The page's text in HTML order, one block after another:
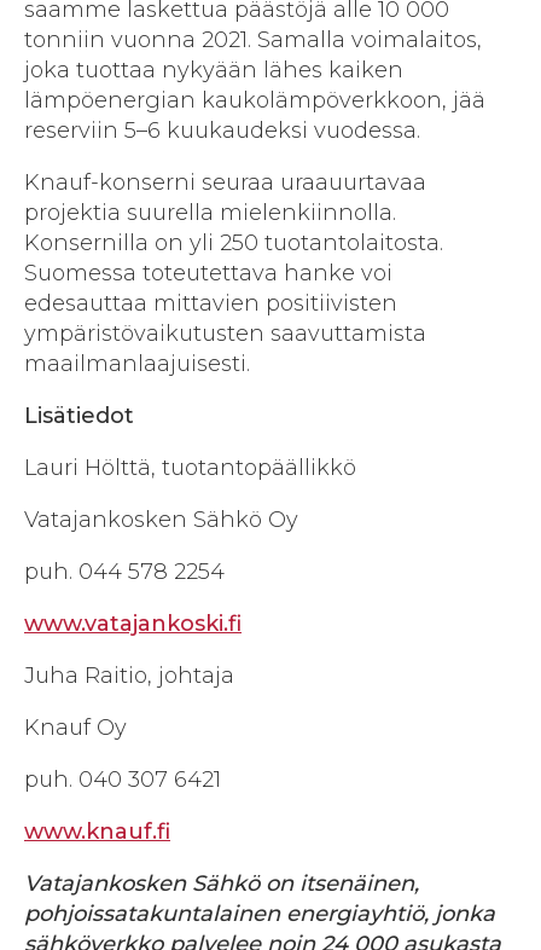
saamme laskettua päästöjä alle 10 000
tonniin vuonna 2021. Samalla voimalaitos,
joka tuottaa nykyään lähes kaiken
lämpöenergian kaukolämpöverkkoon, jää
reserviin 5–6 kuukaudeksi vuodessa.
Knauf-konserni seuraa uraauurtavaa
projektia suurella mielenkiinnolla.
Konsernilla on yli 250 tuotantolaitosta.
Suomessa toteutettava hanke voi
edesauttaa mittavien positiivisten
ympäristövaikutusten saavuttamista
maailmanlaajuisesti.
Lisätiedot
Lauri Hölttä, tuotantopäällikkö
Vatajankosken Sähkö Oy
puh. 044 578 2254
www.vatajankoski.fi
Juha Raitio, johtaja
Knauf Oy
puh. 040 307 6421
www.knauf.fi
Vatajankosken Sähkö on itsenäinen,
pohjoissatakuntalainen energiayhtiö, jonka
sähköverkko palvelee noin 24 000 asukasta